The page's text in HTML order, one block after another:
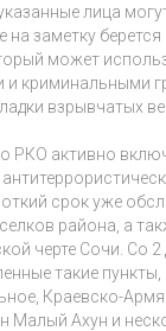
лица
на заметку
может
и криминальными
взрывчатых
РКО активно
срок уже
района, а
черте Сочи. Со 2
такие пункты,
Краевско-
Малый Ахун и